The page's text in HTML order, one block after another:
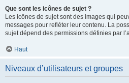
Que sont les icônes de sujet ?
Les icônes de sujet sont des images qui
messages pour refléter leur contenu. La
sujet dépend des permissions définies par
Haut
Niveaux d’utilisateurs et groupes